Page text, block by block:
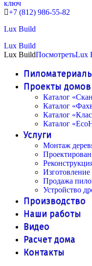
+7 (812) 986-55-82
Lux Build
Lux Build
Lux BuildПосмотретьLux
Проекты домов
Каталог
Каталог
Каталог
Каталог
Услуги
Монтаж
Продажа
Устройство
Производство
Наши работы
Видео
Расчет дома
Контакты